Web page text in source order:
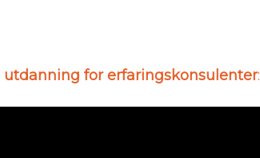
utdanning for erfaringskonsulenter: